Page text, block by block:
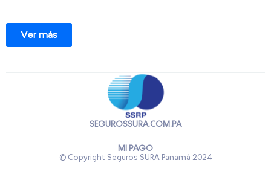
Ver más
SEGUROSSURA.COM.PA
MI PAGO
© Copyright Seguros SURA Panamá 2024